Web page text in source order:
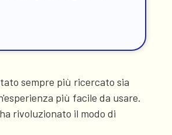
sempre più ricercato sia
più facile da usare.
rivoluzionato il modo di